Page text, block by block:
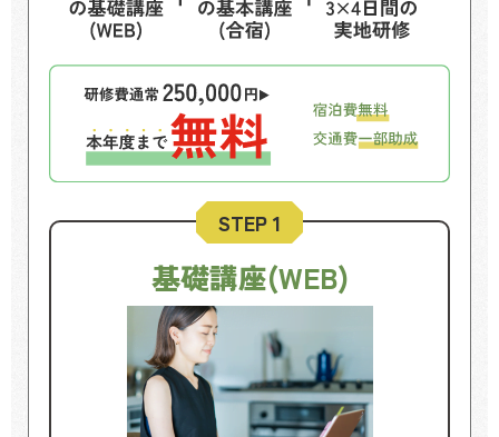
STEP 1
基礎講座(WEB)